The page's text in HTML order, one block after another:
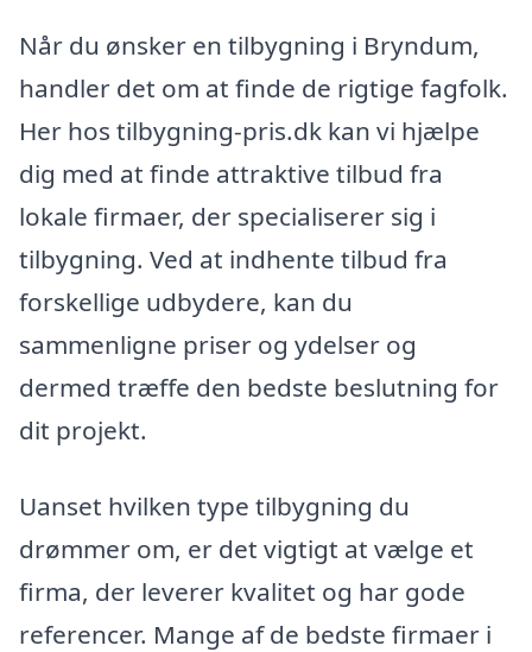
Når du ønsker en tilbygning i Bryndum,
handler det om at finde de rigtige fagfolk.
Her hos tilbygning-pris.dk kan vi hjælpe
dig med at finde attraktive tilbud fra
lokale firmaer, der specialiserer sig i
tilbygning. Ved at indhente tilbud fra
forskellige udbydere, kan du
sammenligne priser og ydelser og
dermed træffe den bedste beslutning for
dit projekt.
Uanset hvilken type tilbygning du
drømmer om, er det vigtigt at vælge et
firma, der leverer kvalitet og har gode
referencer. Mange af de bedste firmaer i